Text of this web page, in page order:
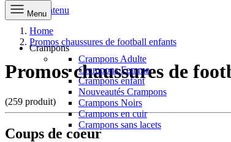
Aller au contenu
Menu
Crampons
Crampons Adulte
Crampons Femme
Crampons enfant
Nouveautés Crampons
Crampons Noirs
Crampons en cuir
Crampons sans lacets
Home
Promos chaussures de football enfants
Promos chaussures de
(259 produit)
Coups de coeur